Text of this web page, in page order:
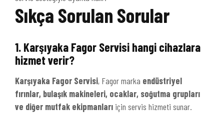
Sıkça Sorulan Sorular
1. Karşıyaka Fagor Servisi hangi cihazlara
hizmet verir?
Karşıyaka Fagor Servisi, Fagor marka endüstriyel
fırınlar, bulaşık makineleri, ocaklar, soğutma grupları
ve diğer mutfak ekipmanları için servis hizmeti sunar.